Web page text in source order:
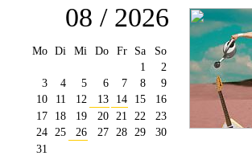
08 / 2026
Mo Di Mi Do Fr Sa
So
1
2
3
4 5 6 7 8
9
10
11 12 13 14 15
16
17
18 19 20 21 22
23
24 25 26 27 28 29
30
31